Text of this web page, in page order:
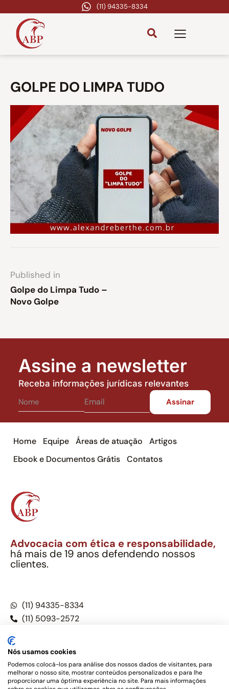
(11) 94335-8334
GOLPE DO LIMPA TUDO
Published in
Golpe do Limpa Tudo –
Novo Golpe
Assine a newsletter
Receba informações jurídicas relevantes
Home Equipe Áreas de atuação
Artigos
Ebook e Documentos Grátis
Contatos
Advocacia com ética e responsabilidade,
há mais de 19 anos defendendo nossos
clientes.
(11) 94335-8334
(11) 5093-2572
Este site não é um produto Meta Platforms, Inc., Google LLC,
Nós usamos cookies
Podemos colocá-los para análise dos nossos dados de visitantes, para
melhorar o nosso site, mostrar conteúdos personalizados e para lhe
proporcionar uma óptima experiência no site. Para mais informações